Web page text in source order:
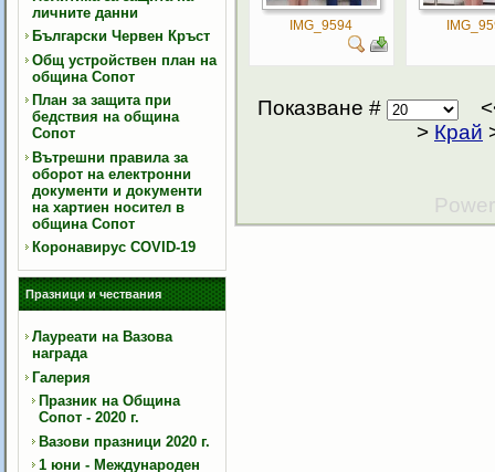
личните данни
Български Червен Кръст
Общ устройствен план на
община Сопот
План за защита при
бедствия на община
Сопот
Вътрешни правила за
оборот на електронни
документи и документи
на хартиен носител в
община Сопот
Коронавирус COVID-19
Празници и чествания
Лауреати на Вазова
награда
Галерия
Празник на Община
Сопот - 2020 г.
Вазови празници 2020 г.
1 юни - Международен
IMG_9594
Показване #
> Край